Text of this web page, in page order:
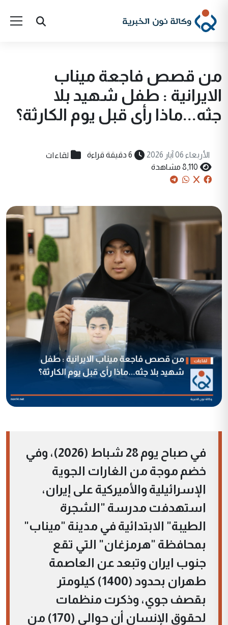
من قصص فاجعة ميناب
الايرانية : طفل شهيد بلا
جثه...ماذا رأى قبل يوم الكارثة؟
الأربعاء 06 آيار 2026 6 دقيقة قراءة لقاءات
8,110 مشاهدة
في صباح يوم 28 شباط (2026)، وفي
خضم موجة من الغارات الجوية
الإسرائيلية والأميركية على إيران،
استهدفت مدرسة "الشجرة
الطيبة" الابتدائية في مدينة "ميناب"
بمحافظة "هرمزغان" التي تقع
جنوب ايران وتبعد عن العاصمة
طهران بحدود (1400) كيلومتر
بقصف جوي، وذكرت منظمات
لحقوق الإنسان أن حوالي (170) من